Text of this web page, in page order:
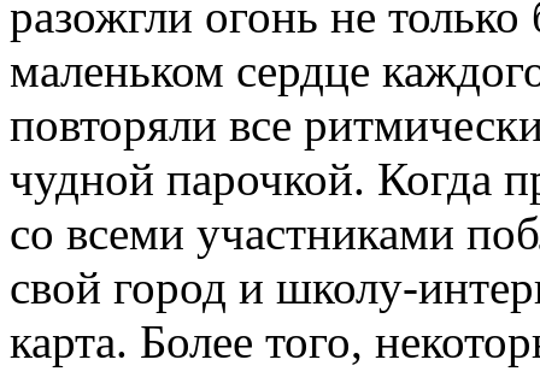
разожгли огонь не
маленьком сердце
повторяли все
чудной парочкой. Когда
со всеми участниками
свой город и школу-
карта. Более того,